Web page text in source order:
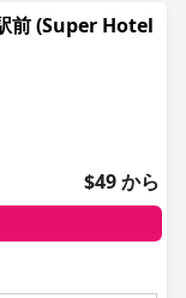
は料理の質と鮮度
す。夕食の選択肢
な食事体験は満足
たいと考えていま
、特にツインルー
おり、大きくてク
ートしています。
騒音など、小さな
と清潔さが際立っ
前 (Super Hotel
$49 から